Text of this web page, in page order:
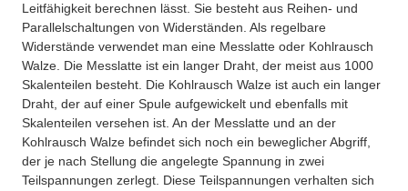
Leitfähigkeit berechnen lässt. Sie besteht aus Reihen- und
Parallelschaltungen von Widerständen. Als regelbare
Widerstände verwendet man eine Messlatte oder Kohlrausch
Walze. Die Messlatte ist ein langer Draht, der meist aus 1000
Skalenteilen besteht. Die Kohlrausch Walze ist auch ein langer
Draht, der auf einer Spule aufgewickelt und ebenfalls mit
Skalenteilen versehen ist. An der Messlatte und an der
Kohlrausch Walze befindet sich noch ein beweglicher Abgriff,
der je nach Stellung die angelegte Spannung in zwei
Teilspannungen zerlegt. Diese Teilspannungen verhalten sich